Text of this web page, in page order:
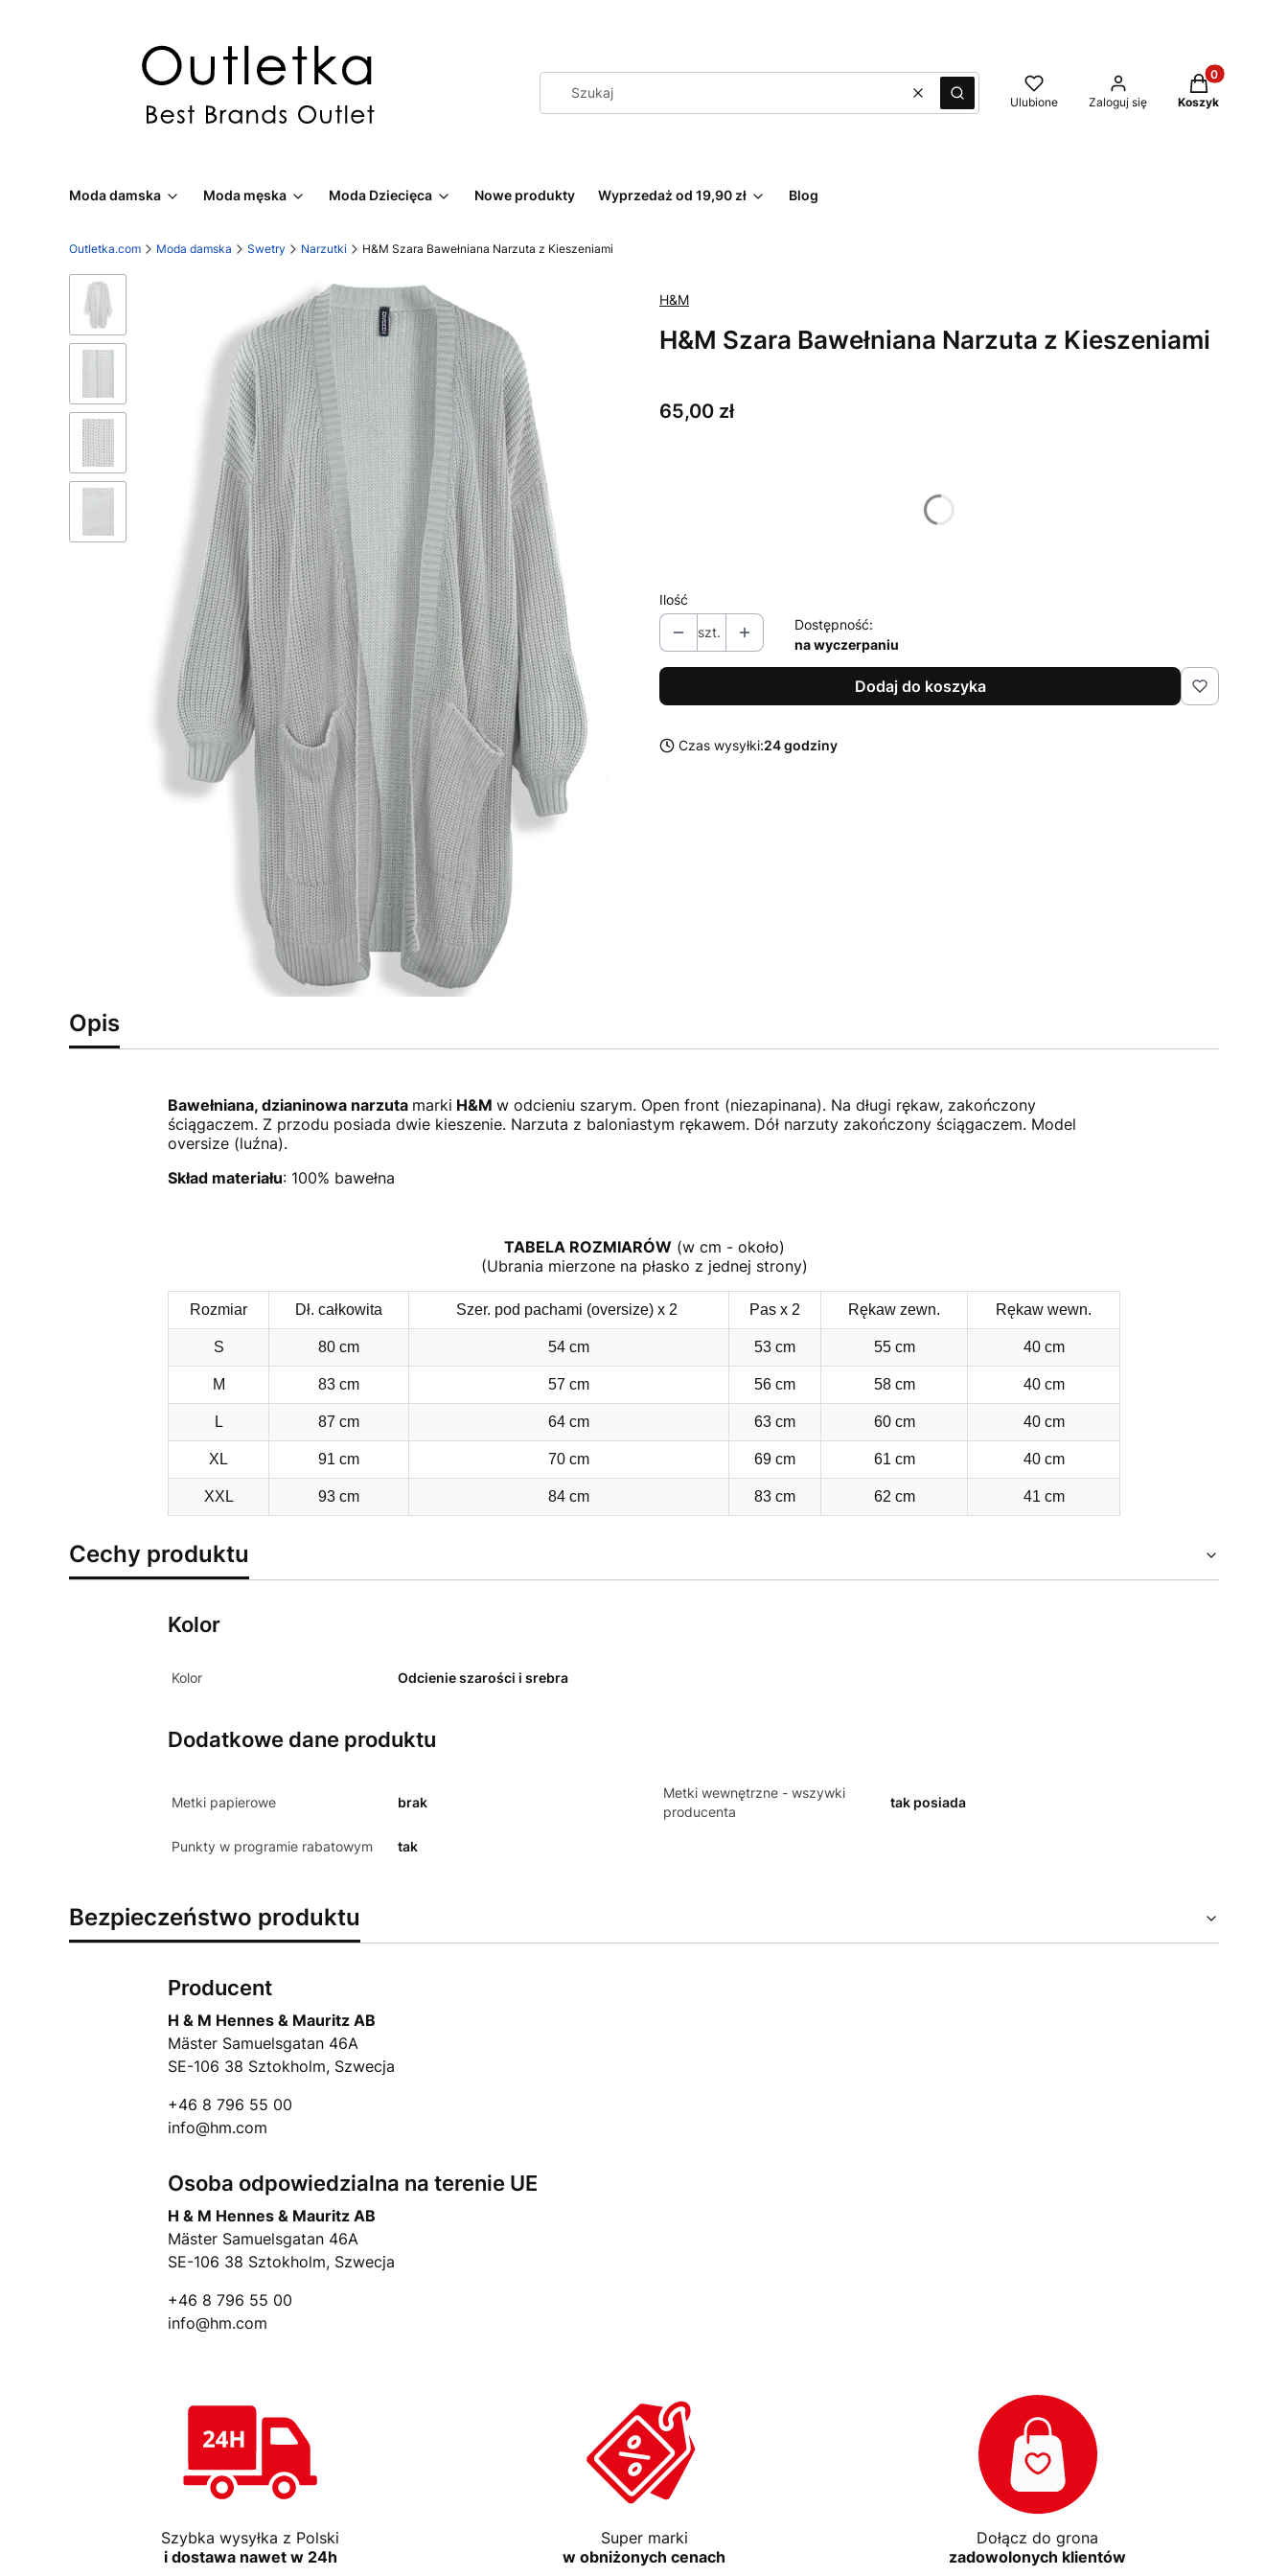
WyczyśćSzukaj Ulubione Zaloguj się
Produkty w
Koszyk
Moda damska Moda męska Moda Dziecięca Nowe produkty Wyprzedaż od 19,90 zł Blog
Outletka.com Moda damska Swetry Narzutki H&M Szara Bawełniana Narzuta z Kieszeniami
H&M
H&M Szara Bawełniana Narzuta z Kieszeniami
Cena
65,00 zł
Poszczególne warianty mogą różnić się ceną
Ilość
szt.
Dostępność:
na wyczerpaniu
Dodaj do koszyka
Czas wysyłki:24 godziny
Opis
Bawełniana, dzianinowa narzuta marki H&M w odcieniu szarym. Open front (niezapinana). Na długi rękaw, zakończony
ściągaczem. Z przodu posiada dwie kieszenie. Narzuta z baloniastym rękawem. Dół narzuty zakończony ściągaczem. Model
oversize (luźna).
Skład materiału: 100% bawełna
TABELA ROZMIARÓW(w cm - około)
(Ubrania mierzone na płasko z jednej strony)
Rozmiar Dł. całkowita Szer. pod pachami (oversize) x 2 Pas x 2 Rękaw zewn. Rękaw wewn.
S 80 cm 54 cm 53 cm 55 cm 40 cm
M 83 cm 57 cm 56 cm 58 cm 40 cm
L 87 cm 64 cm 63 cm 60 cm 40 cm
XL 91 cm 70 cm 69 cm 61 cm 40 cm
XXL 93 cm 84 cm 83 cm 62 cm 41 cm
Cechy produktu
Kolor
Kolor Odcienie szarości i srebra
Dodatkowe dane produktu
Metki papierowe brak
Metki wewnętrzne - wszywki
producenta
tak posiada
Punkty w programie rabatowym tak
Bezpieczeństwo produktu
Producent
H & M Hennes & Mauritz AB
Mäster Samuelsgatan 46A
SE-106 38 Sztokholm, Szwecja
+46 8 796 55 00
info@hm.com
Osoba odpowiedzialna na terenie UE
H & M Hennes & Mauritz AB
Mäster Samuelsgatan 46A
SE-106 38 Sztokholm, Szwecja
+46 8 796 55 00
info@hm.com
Szybka wysyłka z Polski
i dostawa nawet w 24h
Super marki
w obniżonych cenach
Dołącz do grona
zadowolonych klientów